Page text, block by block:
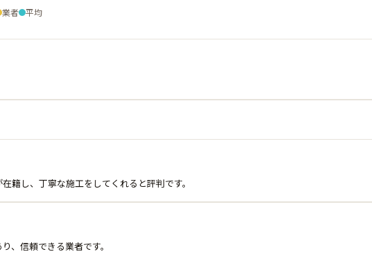
業者 平均
籍し、丁寧な施工をしてくれると評判です。
、信頼できる業者です。